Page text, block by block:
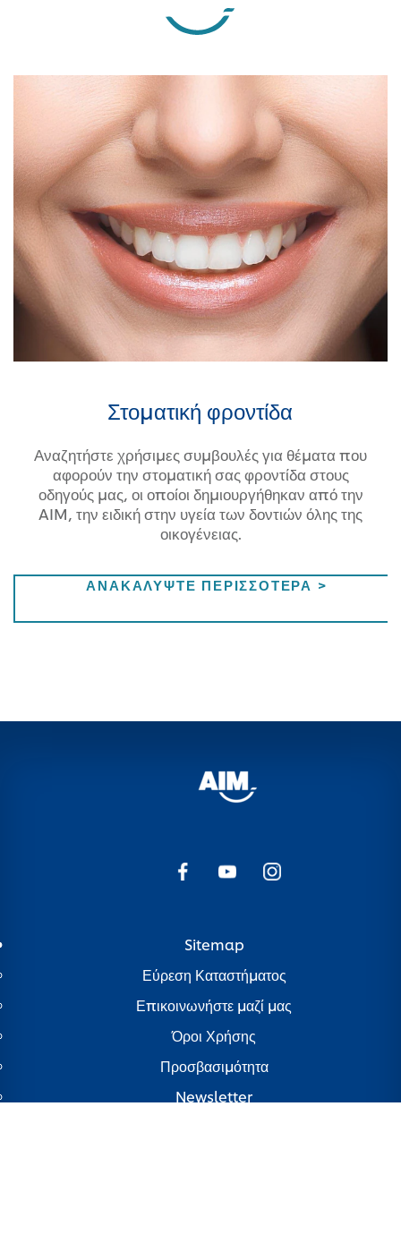
Στοματική φροντίδα
Αναζητήστε χρήσιμες συμβουλές για θέματα που
αφορούν την στοματική σας φροντίδα στους
οδηγούς μας, οι οποίοι δημιουργήθηκαν από την
AIM, την ειδική στην υγεία των δοντιών όλης της
οικογένειας.
ΑΝΑΚΑΛΥΨΤΕ ΠΕΡΙΣΣΟΤΕΡΑ
Sitemap
Εύρεση Καταστήματος
Επικοινωνήστε μαζί μας
Όροι Χρήσης
Προσβασιμότητα
Newsletter